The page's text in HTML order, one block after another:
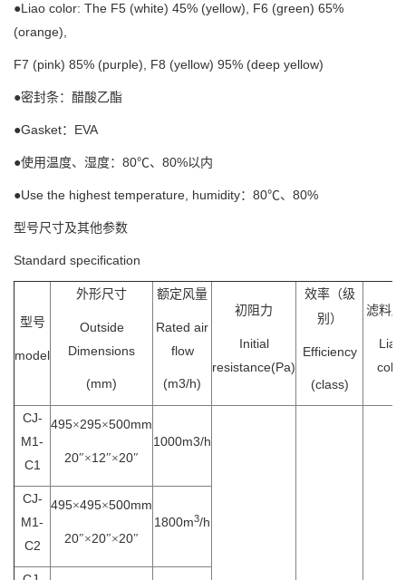
●Liao color: The F5 (white) 45% (yellow), F6 (green) 65%
(orange),
F7 (pink) 85% (purple), F8 (yellow) 95% (deep yellow)
●密封条：醋酸乙酯
●Gasket：EVA
●使用温度、湿度：80℃、80%以内
●Use the highest temperature, humidity：80℃、80%
型号尺寸及其他参数
Standard specification
型号
model
外形尺寸
Outside
Dimensions
(mm)
额定风量
Rated air
flow
(m3/h)
初阻力
Initial
resistance(Pa)
效率（级
别）
Efficiency
(class)
滤料颜
Liao
color
CJ-
M1-
C1
495×295×500mm
20″×12″×20″
1000m3/h
CJ-
M1-
C2
495×495×500mm
20″×20″×20″
1800m3/h